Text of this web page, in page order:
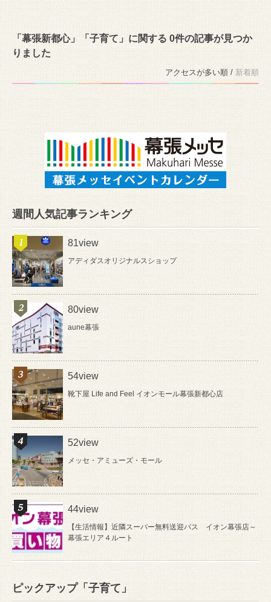
「幕張新都心」「子育て」に関する 0件の記事が見つか
りました
アクセスが多い順 / 新着順
週間人気記事ランキング
81view
アディダスオリジナルスショップ
80view
aune幕張
54view
靴下屋 Life and Feel イオンモール幕張新都心店
52view
メッセ・アミューズ・モール
44view
【生活情報】近隣スーパー無料送迎バス イオン幕張店～
幕張エリア４ルート
ピックアップ「子育て」